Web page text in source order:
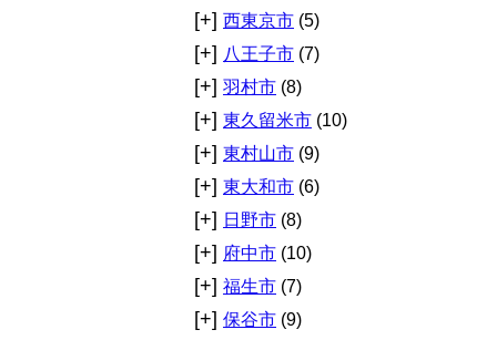
[+] 西東京市 (5)
[+] 八王子市 (7)
[+] 羽村市 (8)
[+] 東久留米市 (10)
[+] 東村山市 (9)
[+] 東大和市 (6)
[+] 日野市 (8)
[+] 府中市 (10)
[+] 福生市 (7)
[+] 保谷市 (9)